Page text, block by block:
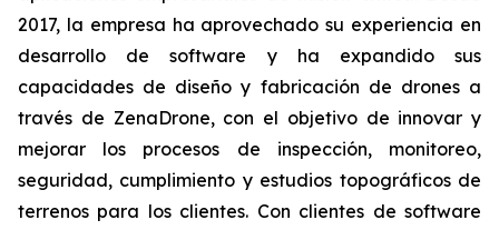
2017, la empresa ha aprovechado su experiencia en
desarrollo de software y ha expandido sus
capacidades de diseño y fabricación de drones a
través de ZenaDrone, con el objetivo de innovar y
mejorar los procesos de inspección, monitoreo,
seguridad, cumplimiento y estudios topográficos de
terrenos para los clientes. Con clientes de software